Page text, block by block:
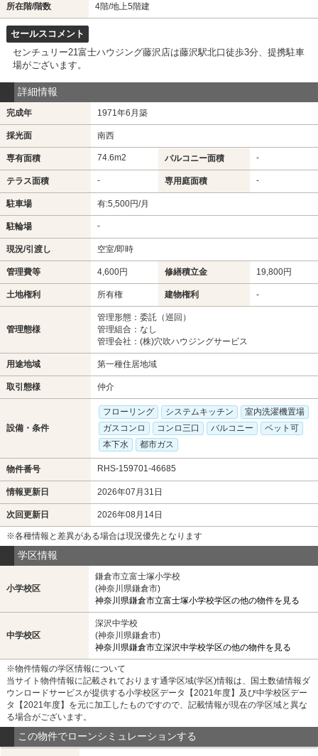
所在階/階数 4階/地上5階建
セールスコメント
センチュリー21富士ハウジング藤沢店は藤沢駅北口徒歩3分、提携駐車
場がございます。
詳細情報
完成年 1971年6月築
採光面 南西
専有面積 74.6m2 バルコニー面積 -
テラス面積 - 専用庭面積 -
駐車場 有:5,500円/月
駐輪場 -
現況/引渡し 空室/即時
管理費等 4,600円 修繕積立金 19,800円
土地権利 所有権 建物権利 -
管理態様
管理形態：委託（巡回）
管理組合：なし
管理会社：(株)穴吹ハウジングサービス
用途地域 第一種住居地域
取引態様 仲介
設備・条件
フローリング システムキッチン
室内洗濯機置場
ガスコンロ
コンロ三口 バルコニー
ペット可
本下水
都市ガス
物件番号 RHS-159701-46685
情報更新日 2026年07月31日
次回更新日 2026年08月14日
※各種情報と差異がある場合は現況優先となります
学区情報
小学校区
鎌倉市立富士塚小学校
(神奈川県鎌倉市)
神奈川県鎌倉市立富士塚小学校学区の他の物件を見る
中学校区
深沢中学校
(神奈川県鎌倉市)
神奈川県鎌倉市立深沢中学校学区の他の物件を見る
※物件情報の学区情報について
当サイト物件情報に記載されております通学区域(学区)情報は、国土数値情報ダ
ウンロードサービスが提供する小学校区データ【2021年度】及び中学校区デー
タ【2021年度】を元に加工したものですので、記載情報が現在の学区域と異な
る場合がございます。
この物件でローンシミュレーションする